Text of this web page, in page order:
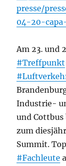
presse/
04-20-
Am 23. und
#Treffpunkt
Industrie-
und Cottbus
zum
Summit.
#Fachleute